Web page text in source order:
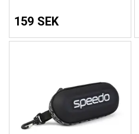
159 SEK